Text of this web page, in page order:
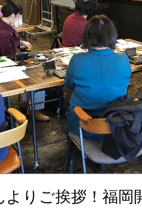
よりご挨拶！福岡